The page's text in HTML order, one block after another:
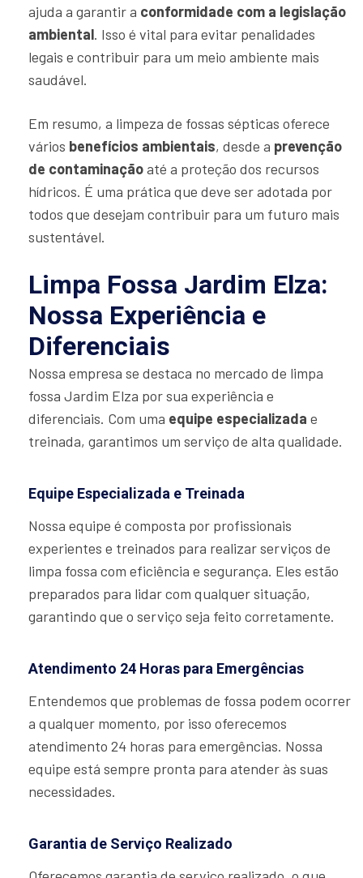
ajuda a garantir a conformidade com a legislação
ambiental. Isso é vital para evitar penalidades
legais e contribuir para um meio ambiente mais
saudável.
Em resumo, a limpeza de fossas sépticas oferece
vários benefícios ambientais, desde a prevenção
de contaminaçãoaté a proteção dos recursos
hídricos. É uma prática que deve ser adotada por
todos que desejam contribuir para um futuro mais
sustentável.
Limpa Fossa Jardim Elza:
Nossa Experiência e
Diferenciais
Nossa empresa se destaca no mercado de limpa
fossa Jardim Elza por sua experiência e
diferenciais. Com uma equipe especializada e
treinada, garantimos um serviço de alta qualidade.
Equipe Especializada e Treinada
Nossa equipe é composta por profissionais
experientes e treinados para realizar serviços de
limpa fossa com eficiência e segurança. Eles estão
preparados para lidar com qualquer situação,
garantindo que o serviço seja feito corretamente.
Atendimento 24 Horas para Emergências
Entendemos que problemas de fossa podem ocorrer
a qualquer momento, por isso oferecemos
atendimento 24 horas para emergências. Nossa
equipe está sempre pronta para atender às suas
necessidades.
Garantia de Serviço Realizado